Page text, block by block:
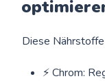
Diese
⚡ Chrom: